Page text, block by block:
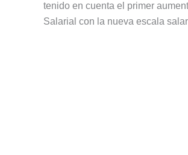
tenido en cuenta el primer
Salarial con la nueva escala